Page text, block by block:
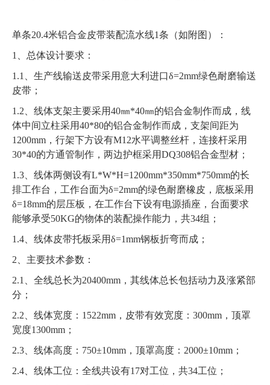
单条20.4米铝合金皮带装配流水线1条（如附图）：
1、总体设计要求：
1.1、生产线输送皮带采用意大利进口δ=2mm绿色耐磨输送
皮带；
1.2、线体支架主要采用40㎜*40㎜的铝合金制作而成，线
体中间立柱采用40*80的铝合金制作而成，支架间距为
1200mm，行架下方设有M12水平调整丝杆，连接杆采用
30*40的方通管制作，两边护框采用DQ308铝合金型材；
1.3、线体两侧设有L*W*H=1200mm*350mm*750mm的长
排工作台，工作台面为δ=2mm的绿色耐磨橡皮，底板采用
δ=18mm的层压板，在工作台下设有电源插座，台面要求
能够承受50KG的物体的装配操作能力，共34组；
1.4、线体皮带托板采用δ=1mm钢板折弯而成；
2、主要技术参数：
2.1、全线总长为20400mm，其线体总长包括动力及涨紧部
分；
2.2、线体宽度：1522mm，皮带有效宽度：300mm，顶罩
宽度1300mm；
2.3、线体高度：750±10mm，顶罩高度：2000±10mm ；
2.4、线体工位：全线共设有17对工位，共34工位；